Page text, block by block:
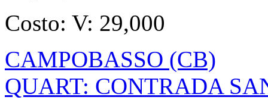
Costo: V: 29,000
CAMPOBASSO (CB)
QUART: CONTRADA